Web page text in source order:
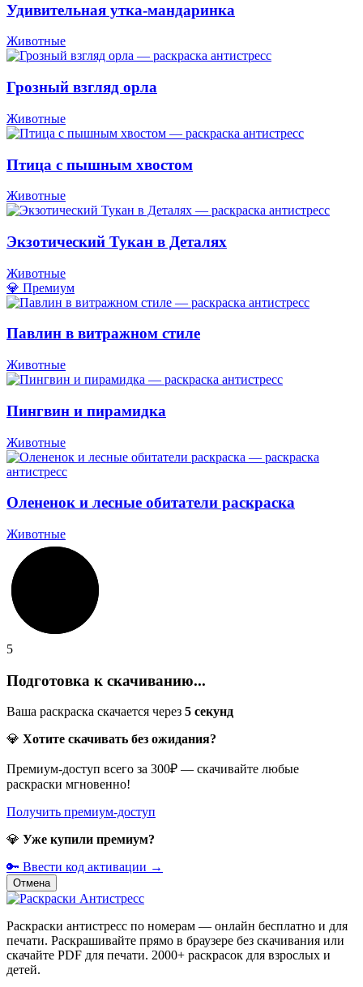
Удивительная утка-мандаринка
Животные
Грозный взгляд орла
Животные
Птица с пышным хвостом
Животные
Экзотический Тукан в Деталях
Животные
💎 Премиум
Павлин в витражном стиле
Животные
Пингвин и пирамидка
Животные
Олененок и лесные обитатели раскраска
Животные
5
Подготовка к скачиванию...
Ваша раскраска скачается через 5 секунд
💎 Хотите скачивать без ожидания?
Премиум-доступ всего за 300₽ — скачивайте любые
раскраски мгновенно!
Получить премиум-доступ
💎 Уже купили премиум?
🔑 Ввести код активации →
Отмена
Раскраски антистресс по номерам — онлайн бесплатно и для
печати. Раскрашивайте прямо в браузере без скачивания или
скачайте PDF для печати. 2000+ раскрасок для взрослых и
детей.